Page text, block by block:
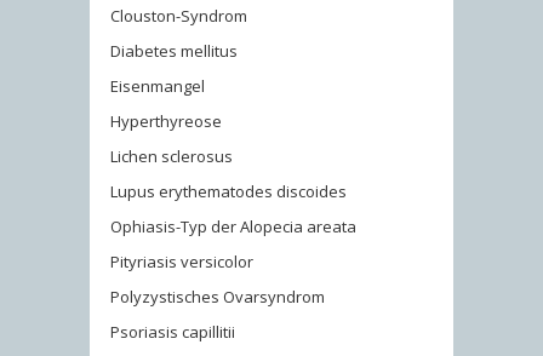
Clouston-Syndrom
Diabetes mellitus
Eisenmangel
Hyperthyreose
Lichen sclerosus
Lupus erythematodes discoides
Ophiasis-Typ der Alopecia areata
Pityriasis versicolor
Polyzystisches Ovarsyndrom
Psoriasis capillitii